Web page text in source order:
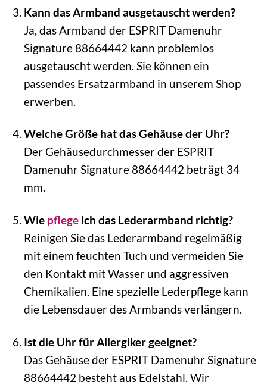
Kann das Armband ausgetauscht werden?
Ja, das Armband der ESPRIT Damenuhr
Signature 88664442 kann problemlos
ausgetauscht werden. Sie können ein
passendes Ersatzarmband in unserem Shop
erwerben.
Welche Größe hat das Gehäuse der Uhr?
Der Gehäusedurchmesser der ESPRIT
Damenuhr Signature 88664442 beträgt 34
mm.
Wie pflegeich das Lederarmband richtig?
Reinigen Sie das Lederarmband regelmäßig
mit einem feuchten Tuch und vermeiden Sie
den Kontakt mit Wasser und aggressiven
Chemikalien. Eine spezielle Lederpflege kann
die Lebensdauer des Armbands verlängern.
Ist die Uhr für Allergiker geeignet?
Das Gehäuse der ESPRIT Damenuhr Signature
88664442 besteht aus Edelstahl. Wir